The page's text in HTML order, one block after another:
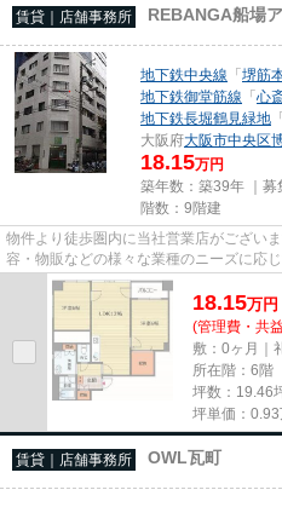
賃貸｜店舗事務所 REBANGA船場
地下鉄中央線 「堺筋
地下鉄御堂筋線 「心
地下鉄長堀鶴見緑地
大阪府大阪市中央区
18.15万円
築年数：築39年 ｜募
階数：9階建
物件より徒歩圏内に当社営業店がござい
容・物販などの様々な業種のニーズに応
尚、弊社ではおとり広告は一切...
18.15万円
(管理費・共
敷：0ヶ月｜
所在階：6階
坪数：19.46
坪単価： 0.93
賃貸｜店舗事務所 OWL瓦町